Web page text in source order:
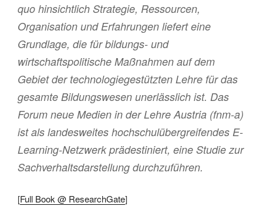
quo hinsichtlich Strategie, Ressourcen,
Organisation und Erfahrungen liefert eine
Grundlage, die für bildungs- und
wirtschaftspolitische Maßnahmen auf dem
Gebiet der technologiegestützten Lehre für das
gesamte Bildungswesen unerlässlich ist. Das
Forum neue Medien in der Lehre Austria (fnm-a)
ist als landesweites hochschulübergreifendes E-
Learning-Netzwerk prädestiniert, eine Studie zur
Sachverhaltsdarstellung durchzuführen.
[Full Book @ ResearchGate]